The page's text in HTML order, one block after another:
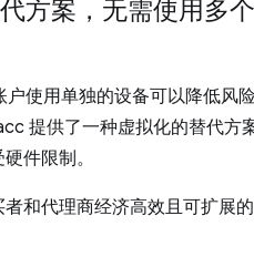
方案，无需使用多
使用单独的设备可以降低风
提供了一种虚拟化的替代方
件限制。
和代理商经济高效且可扩展